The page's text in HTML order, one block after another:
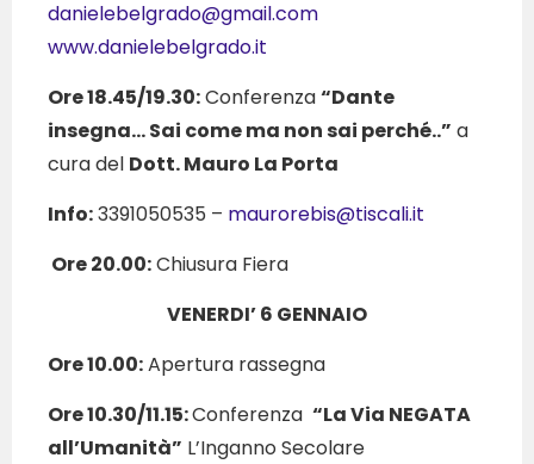
danielebelgrado@gmail.com
www.danielebelgrado.it
Ore 18.45/19.30:Conferenza“Dante
insegna… Sai come ma non sai perché..” a
cura del Dott. Mauro La Porta
Info:3391050535 – maurorebis@tiscali.it
Ore 20.00:Chiusura Fiera
VENERDI’ 6 GENNAIO
Ore 10.00:Apertura rassegna
Ore 10.30/11.15:Conferenza “La Via NEGATA
all’Umanità” L’Inganno Secolare